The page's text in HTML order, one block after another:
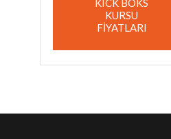
KICK BOKS
KURSU
FİYATLARI